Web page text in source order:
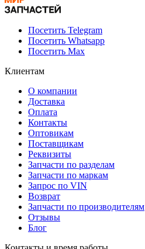
Посетить Telegram
Посетить Whatsapp
Посетить Max
Клиентам
О компании
Доставка
Оплата
Контакты
Оптовикам
Поставщикам
Реквизиты
Запчасти по разделам
Запчасти по маркам
Запрос по VIN
Возврат
Запчасти по производителям
Отзывы
Блог